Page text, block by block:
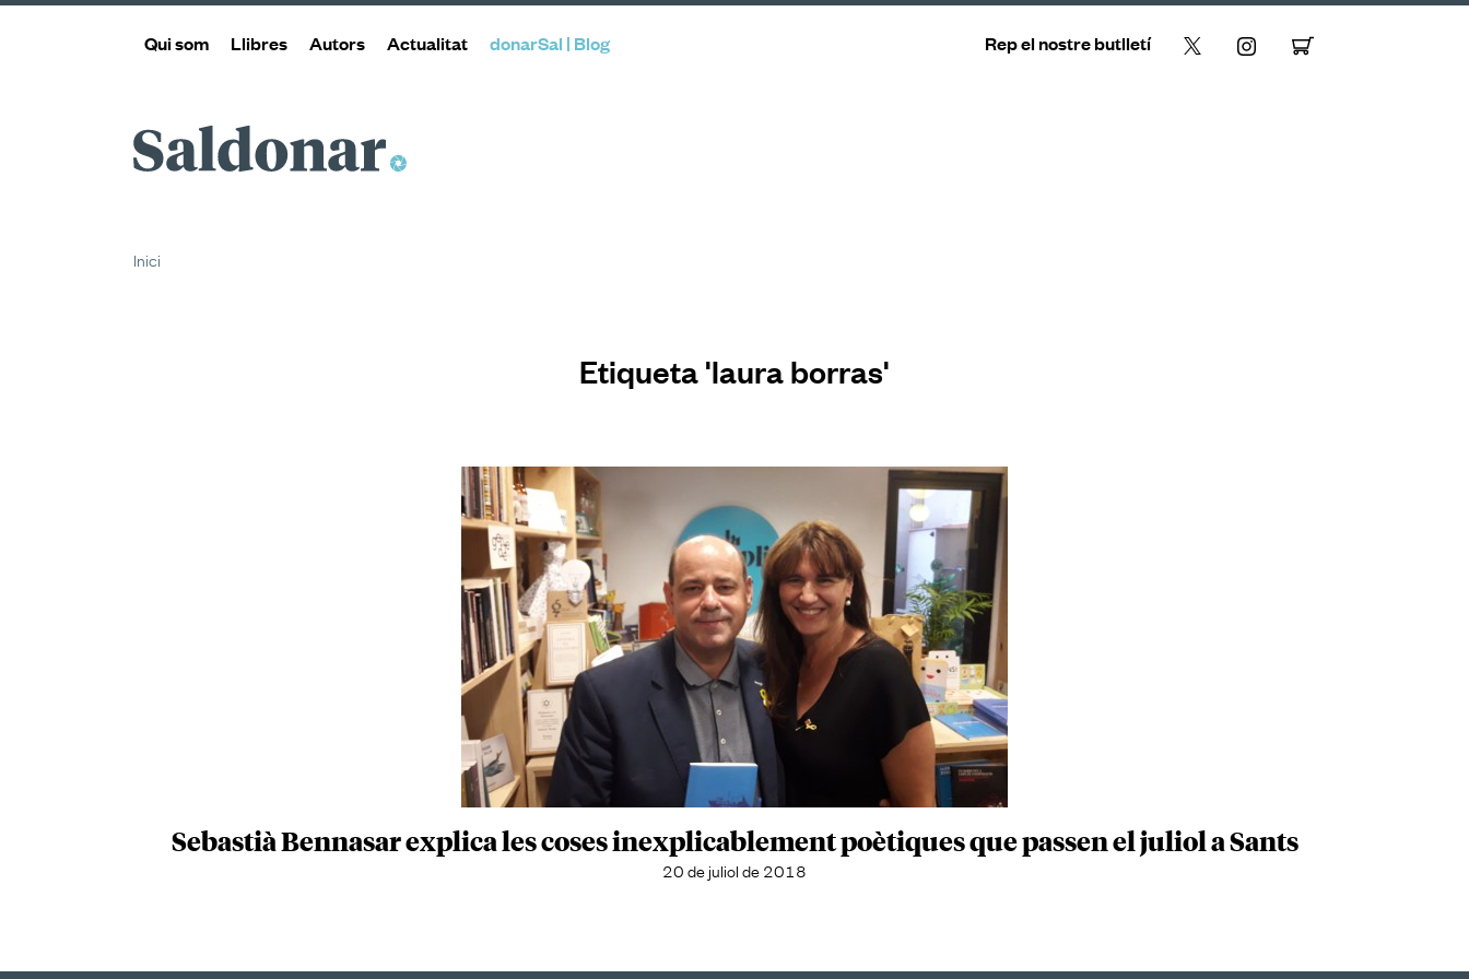
Qui som Llibres Autors Actualitat donarSal | Blog Rep el nostre butlletí
Saldonar
Inici
Etiqueta 'laura borras'
Sebastià Bennasar explica les coses inexplicablement poètiques que passen el juliol a Sants
20 de juliol de 2018